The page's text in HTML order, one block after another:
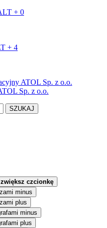
+ 0
+ 4
Sp. z o.o.
zwiększ czcionkę
minus
plus
minus
plus